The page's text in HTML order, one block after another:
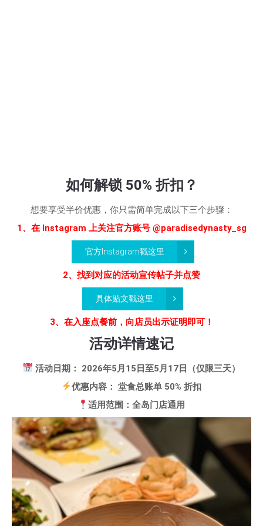
如何解锁 50% 折扣？
想要享受半价优惠，你只需简单完成以下三个步骤：
1、在 Instagram 上关注官方账号 @paradisedynasty_sg
官方Instagram戳这里
2、找到对应的活动宣传帖子并点赞
具体贴文戳这里
3、在入座点餐前，向店员出示证明即可！
活动详情速记
活动日期： 2026年5月15日至5月17日（仅限三天）
优惠内容： 堂食总账单 50% 折扣
适用范围：全岛门店通用